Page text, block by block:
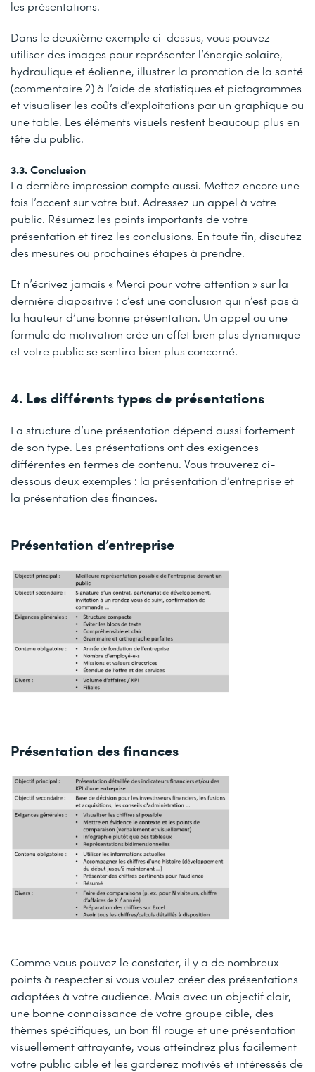
les présentations.
Dans le deuxième exemple ci-dessus, vous pouvez
utiliser des images pour représenter l’énergie solaire,
hydraulique et éolienne, illustrer la promotion de la santé
(commentaire 2) à l’aide de statistiques et pictogrammes
et visualiser les coûts d’exploitations par un graphique ou
une table. Les éléments visuels restent beaucoup plus en
tête du public.
3.3. Conclusion
La dernière impression compte aussi. Mettez encore une
fois l’accent sur votre but. Adressez un appel à votre
public. Résumez les points importants de votre
présentation et tirez les conclusions. En toute fin, discutez
des mesures ou prochaines étapes à prendre.
Et n’écrivez jamais « Merci pour votre attention » sur la
dernière diapositive : c’est une conclusion qui n’est pas à
la hauteur d’une bonne présentation. Un appel ou une
formule de motivation crée un effet bien plus dynamique
et votre public se sentira bien plus concerné.
4. Les différents types de présentations
La structure d’une présentation dépend aussi fortement
de son type. Les présentations ont des exigences
différentes en termes de contenu. Vous trouverez ci-
dessous deux exemples : la présentation d’entreprise et
la présentation des finances.
Présentation d’entreprise
Présentation des finances
Comme vous pouvez le constater, il y a de nombreux
points à respecter si vous voulez créer des présentations
adaptées à votre audience. Mais avec un objectif clair,
une bonne connaissance de votre groupe cible, des
thèmes spécifiques, un bon fil rouge et une présentation
visuellement attrayante, vous atteindrez plus facilement
votre public cible et les garderez motivés et intéressés de